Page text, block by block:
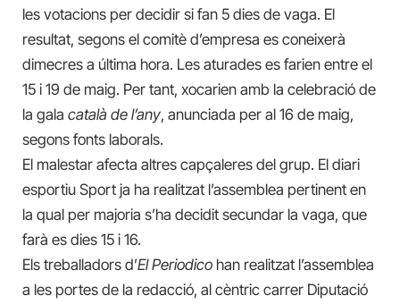
les votacions per decidir si fan 5 dies de vaga. El
resultat, segons el comitè d’empresa es coneixerà
dimecres a última hora. Les aturades es farien entre el
15 i 19 de maig. Per tant, xocarien amb la celebració de
la gala català de l’any, anunciada per al 16 de maig,
segons fonts laborals.
El malestar afecta altres capçaleres del grup. El diari
esportiu Sport ja ha realitzat l’assemblea pertinent en
la qual per majoria s’ha decidit secundar la vaga, que
farà es dies 15 i 16.
Els treballadors d’El Periodico han realitzat l’assemblea
a les portes de la redacció, al cèntric carrer Diputació